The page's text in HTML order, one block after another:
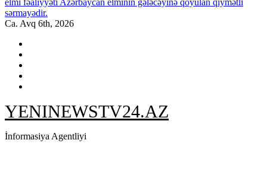
sərmayədir.
Ca. Avq 6th, 2026
YENINEWSTV24.AZ
İnformasiya Agentliyi